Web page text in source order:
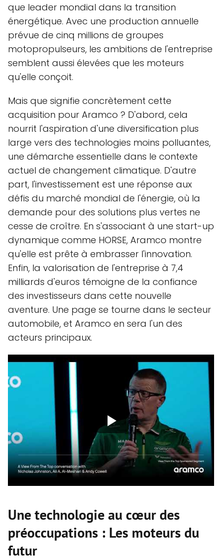
que leader mondial dans la transition
énergétique. Avec une production annuelle
prévue de cinq millions de groupes
motopropulseurs, les ambitions de l'entreprise
semblent aussi élevées que les moteurs
qu'elle conçoit.
Mais que signifie concrètement cette
acquisition pour Aramco ? D'abord, cela
nourrit l'aspiration d'une diversification plus
large vers des technologies moins polluantes,
une démarche essentielle dans le contexte
actuel de changement climatique. D'autre
part, l'investissement est une réponse aux
défis du marché mondial de l'énergie, où la
demande pour des solutions plus vertes ne
cesse de croître. En s'associant à une start-up
dynamique comme HORSE, Aramco montre
qu'elle est prête à embrasser l'innovation.
Enfin, la valorisation de l'entreprise à 7,4
milliards d'euros témoigne de la confiance
des investisseurs dans cette nouvelle
aventure. Une page se tourne dans le secteur
automobile, et Aramco en sera l'un des
acteurs principaux.
Une technologie au cœur des
préoccupations : Les moteurs du
futur